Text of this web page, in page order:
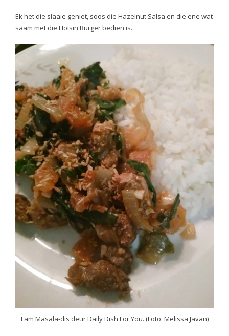
Ek het die slaaie geniet, soos die Hazelnut Salsa en die ene wat
saam met die Hoisin Burger bedien is.
Lam Masala-dis deur Daily Dish For You. (Foto: Melissa Javan)